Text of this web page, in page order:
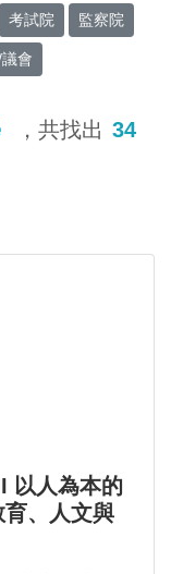
考試院 監察院
會
，共找出 34
以人為本的
、人文與